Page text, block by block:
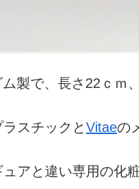
製で、長さ22ｃｍ
スチックとVitaeの
アと違い専用の化